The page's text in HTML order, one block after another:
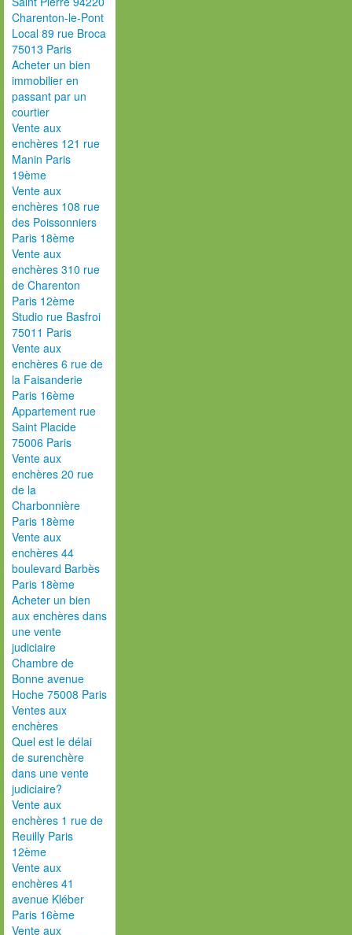
Charenton-le-Pont
Local 89 rue Broca
75013 Paris
Acheter un bien
immobilier en
passant par un
courtier
Vente aux
enchères 121 rue
Manin Paris
19ème
Vente aux
enchères 108 rue
des Poissonniers
Paris 18ème
Vente aux
enchères 310 rue
de Charenton
Paris 12ème
Studio rue Basfroi
75011 Paris
Vente aux
enchères 6 rue de
la Faisanderie
Paris 16ème
Appartement rue
Saint Placide
75006 Paris
Vente aux
enchères 20 rue
de la
Charbonnière
Paris 18ème
Vente aux
enchères 44
boulevard Barbès
Paris 18ème
Acheter un bien
aux enchères dans
une vente
judiciaire
Chambre de
Bonne avenue
Hoche 75008 Paris
Ventes aux
enchères
Quel est le délai
de surenchère
dans une vente
judiciaire?
Vente aux
enchères 1 rue de
Reuilly Paris
12ème
Vente aux
enchères 41
avenue Kléber
Paris 16ème
Vente aux